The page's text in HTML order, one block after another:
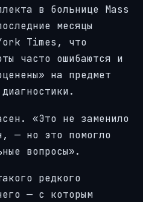
в больнице Mass
месяцы
Times, что
часто ошибаются и
на предмет
«Это не заменило
— но это помогло
вопросы».
редкого
— с которым